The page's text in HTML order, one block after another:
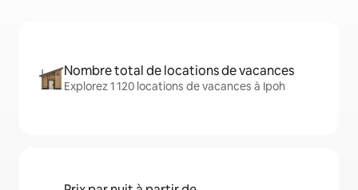
Nombre total de locations de vacances
Explorez 1 120 locations de vacances à Ipoh